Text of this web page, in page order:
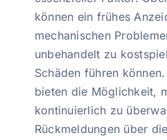
können ein frühes
mechanischen
unbehandelt zu
Schäden führen
bieten die Möglichkeit,
kontinuierlich zu
Rückmeldungen über die